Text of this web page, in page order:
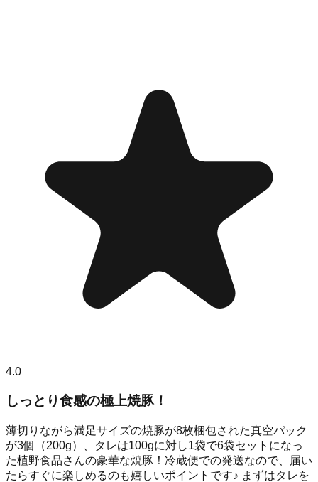
4.0
しっとり食感の極上焼豚！
薄切りながら満足サイズの焼豚が8枚梱包された真空パック
が3個（200g）、タレは100gに対し1袋で6袋セットになっ
た植野食品さんの豪華な焼豚！冷蔵便での発送なので、届い
たらすぐに楽しめるのも嬉しいポイントです♪ まずはタレを